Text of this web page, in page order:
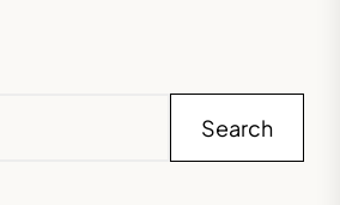
Search